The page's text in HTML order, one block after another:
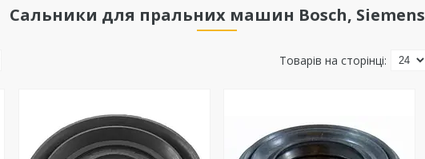
Сальники для пральних машин Bosch, Siemens